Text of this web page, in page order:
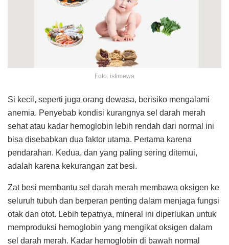
Foto: istimewa
Si kecil, seperti juga orang dewasa, berisiko mengalami
anemia. Penyebab kondisi kurangnya sel darah merah
sehat atau kadar hemoglobin lebih rendah dari normal ini
bisa disebabkan dua faktor utama. Pertama karena
pendarahan. Kedua, dan yang paling sering ditemui,
adalah karena kekurangan zat besi.
Zat besi membantu sel darah merah membawa oksigen ke
seluruh tubuh dan berperan penting dalam menjaga fungsi
otak dan otot. Lebih tepatnya, mineral ini diperlukan untuk
memproduksi hemoglobin yang mengikat oksigen dalam
sel darah merah. Kadar hemoglobin di bawah normal